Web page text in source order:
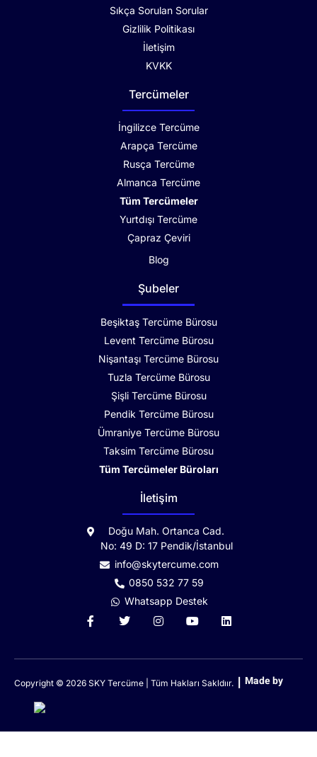
Sıkça Sorulan Sorular
Gizlilik Politikası
İletişim
KVKK
Tercümeler
İngilizce Tercüme
Arapça Tercüme
Rusça Tercüme
Almanca Tercüme
Tüm Tercümeler
Yurtdışı Tercüme
Çapraz Çeviri
Blog
Şubeler
Beşiktaş Tercüme Bürosu
Levent Tercüme Bürosu
Nişantaşı Tercüme Bürosu
Tuzla Tercüme Bürosu
Şişli Tercüme Bürosu
Pendik Tercüme Bürosu
Ümraniye Tercüme Bürosu
Taksim Tercüme Bürosu
Tüm Tercümeler Büroları
İletişim
Doğu Mah. Ortanca Cad.
No: 49 D: 17 Pendik/İstanbul
info@skytercume.com
0850 532 77 59
Whatsapp Destek
Copyright © 2026 SKY Tercüme | Tüm Hakları Sakldıır. Made by